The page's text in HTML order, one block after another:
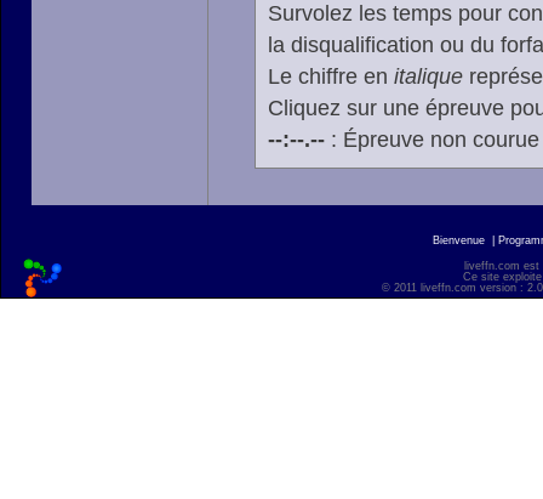
Survolez les temps pour
la disqualification ou du
Le chiffre en italique
Cliquez sur une épreuve
--:--.--: Épreuve non
Bienvenue
liveffn.com est
Ce site
© 2011 liveffn.com version :